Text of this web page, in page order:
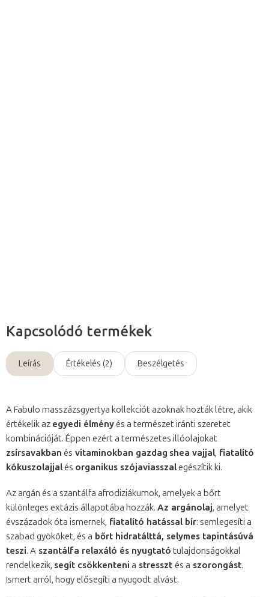
Kapcsolódó termékek
Leírás Értékelés (2) Beszélgetés
A Fabulo masszázsgyertya kollekciót azoknak hozták létre, akik
értékelik az egyedi élményés a természet iránti szeretet
kombinációját. Éppen ezért a természetes illóolajokat
zsírsavakban és vitaminokban gazdag shea vajjal, fiatalító
kókuszolajjalés organikus szójaviasszalegészítik ki.
Az argán és a szantálfa afrodiziákumok, amelyek a bőrt
különleges extázis állapotába hozzák. Az argánolaj, amelyet
évszázadok óta ismernek, fiatalító hatással bír: semlegesíti a
szabad gyököket, és a bőrt hidratálttá, selymes tapintásúvá
teszi. A szantálfa relaxáló és nyugtató tulajdonságokkal
rendelkezik, segít csökkenteni a stresszt és a szorongást.
Ismert arról, hogy elősegíti a nyugodt alvást.